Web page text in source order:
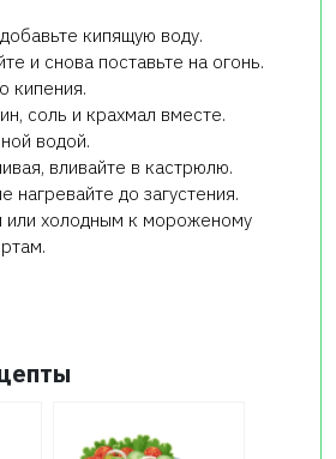
кипящую воду.
и снова поставьте на огонь.
кипения.
соль и крахмал вместе.
водой.
вливайте в кастрюлю.
нагревайте до загустения.
или холодным к мороженому